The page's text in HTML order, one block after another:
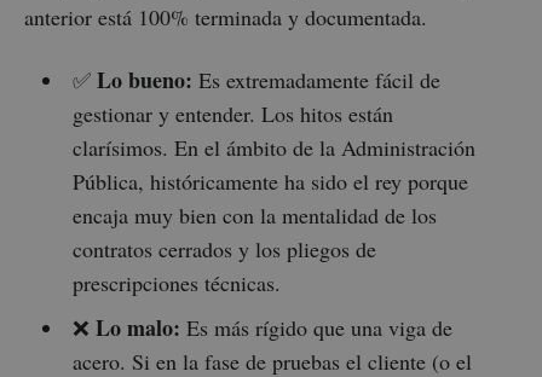
anterior está 100% terminada y documentada.
✅ Lo bueno: Es extremadamente fácil de
gestionar y entender. Los hitos están
clarísimos. En el ámbito de la Administración
Pública, históricamente ha sido el rey porque
encaja muy bien con la mentalidad de los
contratos cerrados y los pliegos de
prescripciones técnicas.
❌ Lo malo: Es más rígido que una viga de
acero. Si en la fase de pruebas el cliente (o el